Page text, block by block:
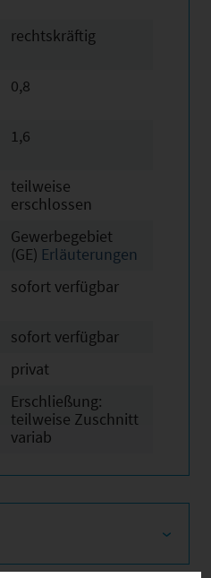
rechtskräftig
0,8
1,6
teilweise
erschlossen
Gewerbegebiet
(GE) Erläuterungen
sofort verfügbar
sofort verfügbar
privat
Erschließung:
teilweise Zuschnitt
variab